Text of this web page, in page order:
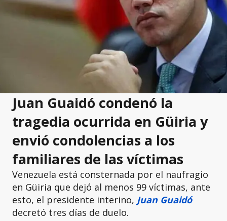
Juan Guaidó condenó la
tragedia ocurrida en Güiria y
envió condolencias a los
familiares de las víctimas
Venezuela está consternada por el naufragio
en Güiria que dejó al menos 99 víctimas, ante
esto, el presidente interino, Juan Guaidó
decretó tres días de duelo.